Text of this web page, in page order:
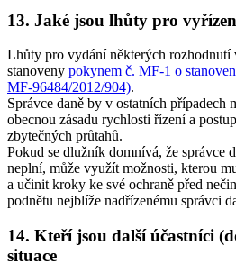
13. Jaké jsou lhůty pro
Lhůty pro vydání některých rozhodnutí
stanoveny pokynem č. MF-1 o
MF-96484/2012/904).
Správce daně by v ostatních případech
obecnou zásadu rychlosti řízení a
zbytečných průtahů.
Pokud se dlužník domnívá, že správce
neplní, může využít možnosti, kterou
a učinit kroky ke své ochraně před
podnětu nejblíže nadřízenému správci
14. Kteří jsou další účastníci
situace